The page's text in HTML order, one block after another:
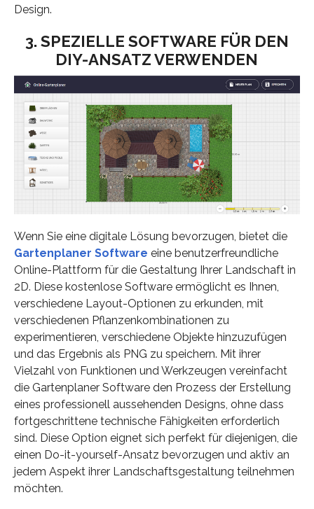
Design.
3. SPEZIELLE SOFTWARE FÜR DEN
DIY-ANSATZ VERWENDEN
Wenn Sie eine digitale Lösung bevorzugen, bietet die
Gartenplaner Software eine benutzerfreundliche
Online-Plattform für die Gestaltung Ihrer Landschaft in
2D. Diese kostenlose Software ermöglicht es Ihnen,
verschiedene Layout-Optionen zu erkunden, mit
verschiedenen Pflanzenkombinationen zu
experimentieren, verschiedene Objekte hinzuzufügen
und das Ergebnis als PNG zu speichern. Mit ihrer
Vielzahl von Funktionen und Werkzeugen vereinfacht
die Gartenplaner Software den Prozess der Erstellung
eines professionell aussehenden Designs, ohne dass
fortgeschrittene technische Fähigkeiten erforderlich
sind. Diese Option eignet sich perfekt für diejenigen, die
einen Do-it-yourself-Ansatz bevorzugen und aktiv an
jedem Aspekt ihrer Landschaftsgestaltung teilnehmen
möchten.